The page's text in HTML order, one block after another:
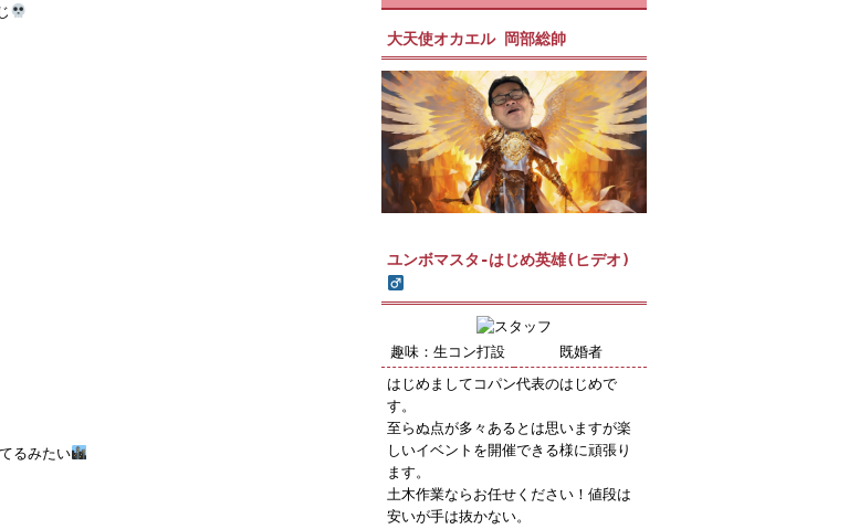
るみたい
大天使オカエル 岡部総帥
ユンボマスタ-はじめ英雄(ヒデオ)
趣味：生コン打設
既婚者
はじめましてコパン代表のはじめで
す。
至らぬ点が多々あるとは思いますが楽
しいイベントを開催できる様に頑張り
ます。
土木作業ならお任せください！値段は
安いが手は抜かない。